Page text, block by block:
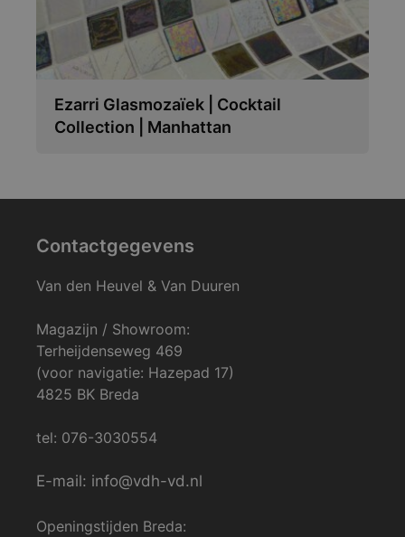
Ezarri Glasmozaïek | Cocktail
Collection | Manhattan
Contactgegevens
Van den Heuvel & Van Duuren
Magazijn / Showroom:
Terheijdenseweg 469
(voor navigatie: Hazepad 17)
4825 BK Breda
tel: 076-3030554
E-mail: info@vdh-vd.nl
Openingstijden Breda: